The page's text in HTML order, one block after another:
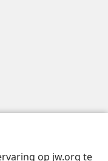
op jw.org te